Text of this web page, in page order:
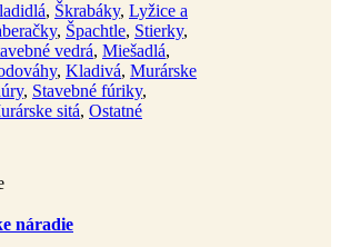
, Škrabáky, Lyžice a
, Špachtle, Stierky,
vedrá, Miešadlá,
, Kladivá, Murárske
, Stavebné fúriky,
sitá, Ostatné
náradie